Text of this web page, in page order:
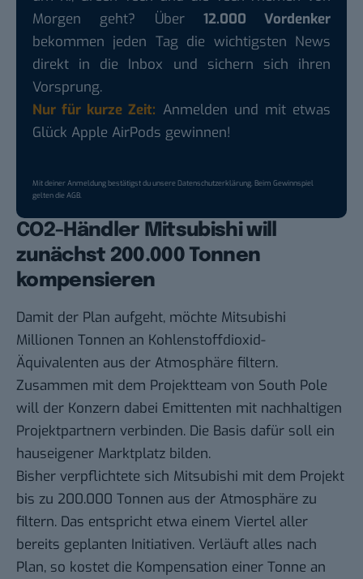
Morgen geht? Über 12.000 Vordenker
bekommen jeden Tag die wichtigsten News
direkt in die Inbox und sichern sich ihren
Vorsprung.
Nur für kurze Zeit: Anmelden und mit etwas
Glück Apple AirPods gewinnen!
Mit deiner Anmeldung bestätigst du unsereDatenschutzerklärung. Beim Gewinnspiel
gelten dieAGB.
CO2-Händler Mitsubishi will
zunächst 200.000 Tonnen
kompensieren
Damit der Plan aufgeht, möchte Mitsubishi
Millionen Tonnen an Kohlenstoffdioxid-
Äquivalenten aus der Atmosphäre filtern.
Zusammen mit dem Projektteam von South Pole
will der Konzern dabei Emittenten mit nachhaltigen
Projektpartnern verbinden. Die Basis dafür soll ein
hauseigener Marktplatz bilden.
Bisher verpflichtete sich Mitsubishi mit dem Projekt
bis zu 200.000 Tonnen aus der Atmosphäre zu
filtern. Das entspricht etwa einem Viertel aller
bereits geplanten Initiativen. Verläuft alles nach
Plan, so kostet die Kompensation einer Tonne an